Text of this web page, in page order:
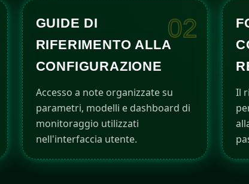
02
GUIDE DI
RIFERIMENTO ALLA
CONFIGURAZIONE
Accesso a note organizzate su
parametri, modelli e dashboard di
monitoraggio utilizzati
nell'interfaccia utente.
Il